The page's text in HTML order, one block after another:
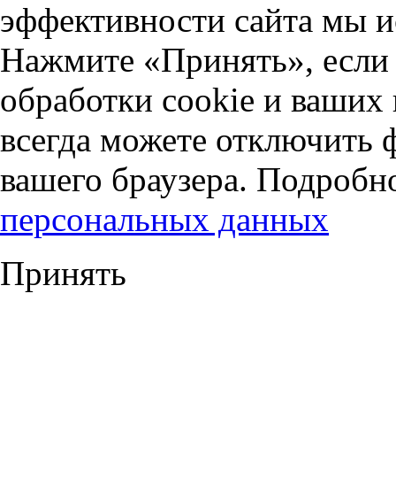
эффективности сайта мы
Нажмите «Принять», если
обработки cookie и
всегда можете отключить
вашего браузера.
персональных данных
Принять